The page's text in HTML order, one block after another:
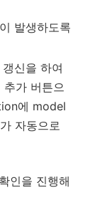
발생하도록
신을 하여
가 버튼으
에 model
자동으로
인을 진행해